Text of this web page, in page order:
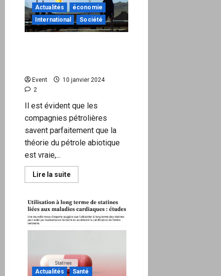
Actualités
économie
International
Société
Event
10 janvier 2024
2
Il est évident que les
compagnies pétrolières
savent parfaitement que la
théorie du pétrole abiotique
est vraie,...
Lire la suiteEn
savoir
Si
demain
le
pétrole
abiotique
Actualités
Santé